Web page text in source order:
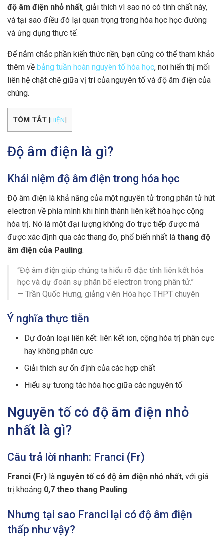
độ âm điện nhỏ nhất, giải thích vì sao nó có tính chất này,
và tại sao điều đó lại quan trọng trong hóa học học đường
và ứng dụng thực tế.
Để nắm chắc phần kiến thức nền, bạn cũng có thể tham khảo
thêm về bảng tuần hoàn nguyên tố hóa học, nơi hiển thị mối
liên hệ chặt chẽ giữa vị trí của nguyên tố và độ âm điện của
chúng.
TÓM TẮT [HIỆN]
Độ âm điện là gì?
Khái niệm độ âm điện trong hóa học
Độ âm điện là khả năng của một nguyên tử trong phân tử hút
electron về phía mình khi hình thành liên kết hóa học cộng
hóa trị. Nó là một đại lượng không đo trực tiếp được mà
được xác định qua các thang đo, phổ biến nhất là thang độ
âm điện của Pauling.
“Độ âm điện giúp chúng ta hiểu rõ đặc tính liên kết hóa
học và dự đoán sự phân bố electron trong phân tử.”
— Trần Quốc Hưng, giảng viên Hóa học THPT chuyên
Ý nghĩa thực tiễn
Dự đoán loại liên kết: liên kết ion, cộng hóa trị phân cực
hay không phân cực
Giải thích sự ổn định của các hợp chất
Hiểu sự tương tác hóa học giữa các nguyên tố
Nguyên tố có độ âm điện nhỏ
nhất là gì?
Câu trả lời nhanh: Franci (Fr)
Franci (Fr) là nguyên tố có độ âm điện nhỏ nhất, với giá
trị khoảng 0,7 theo thang Pauling.
Nhưng tại sao Franci lại có độ âm điện
thấp như vậy?